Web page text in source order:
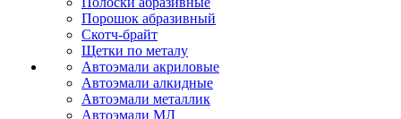
Порошок абразивный
Скотч-брайт
Щетки по металу
Автоэмали акриловые
Автоэмали алкидные
Автоэмали металлик
Автоэмали МЛ